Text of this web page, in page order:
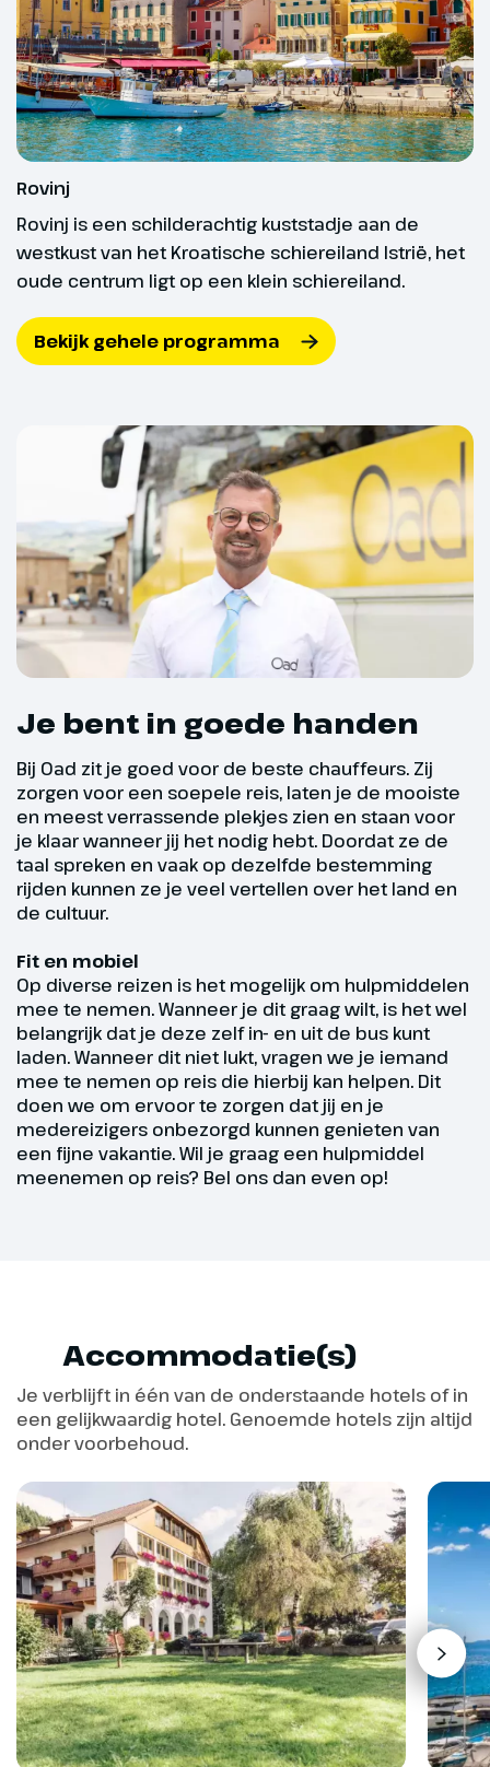
Rovinj
Rovinj is een schilderachtig kuststadje aan de
westkust van het Kroatische schiereiland Istrië, het
oude centrum ligt op een klein schiereiland.
Bekijk gehele programma
We rijden naar Prettau, een
voormalig kopermijnengebied. Je
hebt hier de mogelijkheid om het
Bergbau Museum te bezoeken
(€). Daarna rijden we naar
Cadipietra, waar we de kabelbaan
(optioneel, ca. € 29,- p.p.). Vanaf
hier heb je een schitterend
uitzicht over de Alpen van het
Zillertal in Oostenrijk. Je kunt een
blik werpen op de gletsjers van
dit dal, die ook in de zomer
niet omhoog gaat, kan beneden
in het dal een mooie wandeling
maken.
Dag 5
Acht passentocht door de
Vandaag staan de Dolomieten op
het programma. We passeren de
mooiste berghellingen,
besneeuwde bergtoppen,
typische bergdorpjes en
schitterende vergezichten. De
route voert ons door het
Pusterdal, langs Toblach en door
Sant’Angelo, Tre Croci, Falzarego,
Valporolo, Campolungo, Pordoi,
Sella en Gardena, waar we unieke
hoogten bereiken en de
zijn.
Hoogtepunt
Passentocht
Dolomieten
Je bent in goede handen
Bij Oad zit je goed voor de beste chauffeurs. Zij
zorgen voor een soepele reis, laten je de mooiste
en meest verrassende plekjes zien en staan voor
je klaar wanneer jij het nodig hebt. Doordat ze de
taal spreken en vaak op dezelfde bestemming
rijden kunnen ze je veel vertellen over het land en
de cultuur.
Fit en mobiel
Op diverse reizen is het mogelijk om hulpmiddelen
mee te nemen. Wanneer je dit graag wilt, is het wel
belangrijk dat je deze zelf in- en uit de bus kunt
laden. Wanneer dit niet lukt, vragen we je iemand
mee te nemen op reis die hierbij kan helpen. Dit
doen we om ervoor te zorgen dat jij en je
medereizigers onbezorgd kunnen genieten van
een fijne vakantie. Wil je graag een hulpmiddel
meenemen op reis? Bel ons dan even op!
Accommodatie(s)
Je verblijft in één van de onderstaande hotels of in
een gelijkwaardig hotel. Genoemde hotels zijn altijd
onder voorbehoud.
je medereizigers onbezorgd kunnen genieten van
een fijne vakantie.
Twijfel je of je fit genoeg bent of wil je graag een
hulpmiddel meenemen op reis? Bel ons dan even
op!